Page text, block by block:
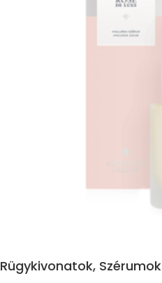
Rügykivonatok, Szérumok